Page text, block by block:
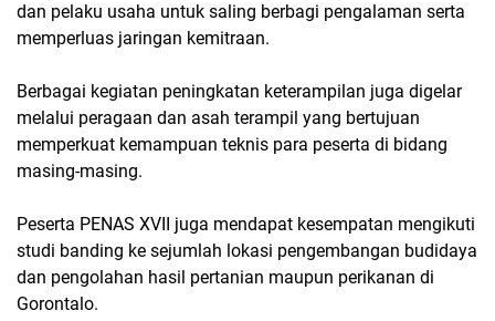
dan pelaku usaha untuk saling berbagi pengalaman serta
memperluas jaringan kemitraan.
Berbagai kegiatan peningkatan keterampilan juga digelar
melalui peragaan dan asah terampil yang bertujuan
memperkuat kemampuan teknis para peserta di bidang
masing-masing.
Peserta PENAS XVII juga mendapat kesempatan mengikuti
studi banding ke sejumlah lokasi pengembangan budidaya
dan pengolahan hasil pertanian maupun perikanan di
Gorontalo.